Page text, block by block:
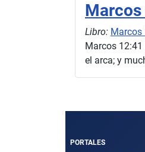
Marcos
Libro: Marcos
Marcos
el arca; y
PORTALES